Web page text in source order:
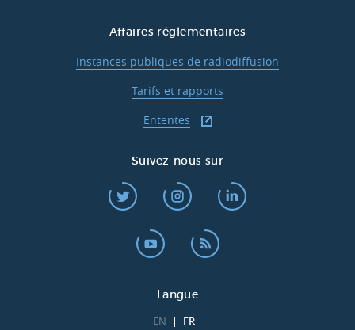
Affaires réglementaires
Instances publiques de radiodiffusion
Tarifs et rapports
Ententes
Suivez-nous sur
Langue
EN FR